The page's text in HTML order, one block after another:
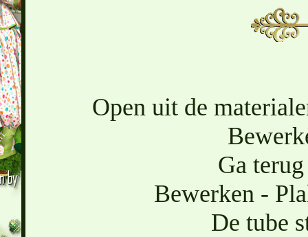
Open uit de
Ga
Bewerken -
De tube